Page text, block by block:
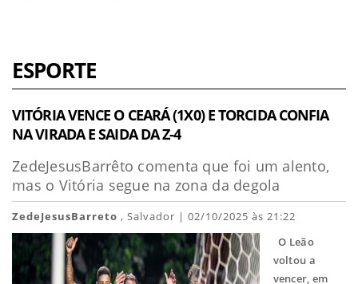
ESPORTE
VITÓRIA VENCE O CEARÁ (1X0) E TORCIDA CONFIA
NA VIRADA E SAIDA DA Z-4
ZedeJesusBarrêto comenta que foi um alento,
mas o Vitória segue na zona da degola
ZedeJesusBarreto , Salvador | 02/10/2025 às 21:22
O Leão
voltou a
vencer, em